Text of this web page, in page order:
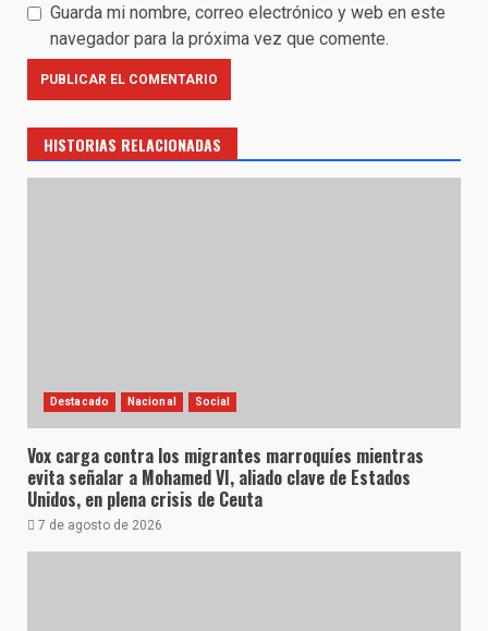
Guarda mi nombre, correo electrónico y web en este
navegador para la próxima vez que comente.
HISTORIAS RELACIONADAS
Destacado Nacional Social
Vox carga contra los migrantes marroquíes mientras
evita señalar a Mohamed VI, aliado clave de Estados
Unidos, en plena crisis de Ceuta
7 de agosto de 2026